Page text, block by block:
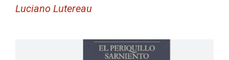
Luciano Lutereau